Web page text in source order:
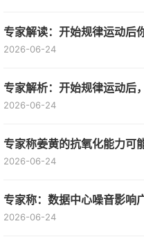
专家解读：开始规律运动后
2026-06-24
专家解析：开始规律运动后
2026-06-24
专家称姜黄的抗氧化能力可
2026-06-24
专家称：数据中心噪音影响
2026-06-24